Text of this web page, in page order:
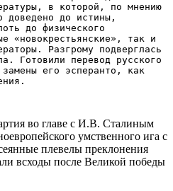
в которой, по мнению
до истины,
до физического
«новокрестьянские», так и
Разгрому подверглась
Готовили перевод русского
его эсперанто, как
во главе с И.В. Сталиным
умственного ига с
плевелы преклонения
всходы после Великой победы